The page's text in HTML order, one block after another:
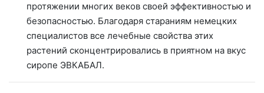
протяжении многих веков своей эффективностью и
безопасностью. Благодаря стараниям немецких
специалистов все лечебные свойства этих
растений сконцентрировались в приятном на вкус
сиропе ЭВКАБАЛ.